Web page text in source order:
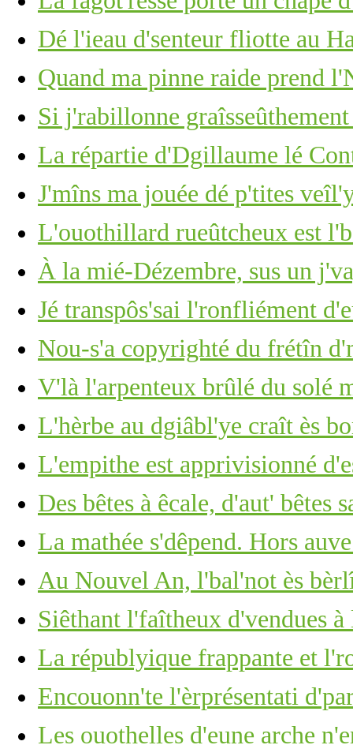
Dé l'ieau d'senteur fliotte au
Quand ma pinne raide prend
Si j'rabillonne
La répartie d'Dgillaume lé
J'mîns ma jouée dé p'tites
L'ouothillard rueûtcheux est
À la mié-Dézembre, sus un
Jé transpôs'sai l'ronfliément
Nou-s'a copyrighté du frétîn
V'là l'arpenteux brûlé du solé
L'hèrbe au dgiâbl'ye craît ès
L'empithe est apprivisionné
Des bêtes à êcale, d'aut' bêtes
La mathée s'dêpend. Hors
Au Nouvel An, l'bal'not ès
Siêthant l'faîtheux d'vendues
La républyique frappante et
Encouonn'te l'èrprésentati
Les ouothelles d'eune arche